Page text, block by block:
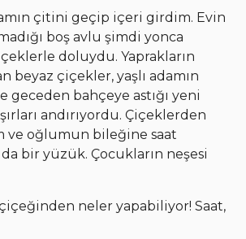
çitini geçip içeri girdim. Evin
boş avlu şimdi yonca
doluydu. Yaprakların
beyaz çiçekler, yaşlı adamın
geceden bahçeye astığı yeni
andırıyordu. Çiçeklerden
ve oğlumun bileğine saat
da bir yüzük. Çocukların neşesi
neler yapabiliyor! Saat,